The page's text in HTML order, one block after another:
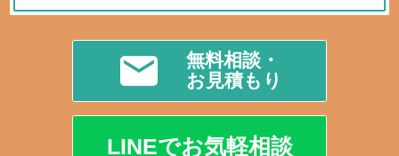
無料相談・
お見積もり
LINEでお気軽相談